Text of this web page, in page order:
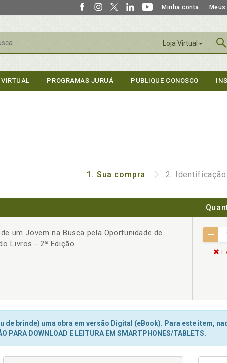
Minha conta
Loja Virtual
PROGRAMAS JURUÁ PUBLIQUE CONOSCO
1. Sua compra 2. Identificação
um Jovem na Busca pela Oportunidade de
Livros - 2ª Edição
de brinde) uma obra em versão Digital (eBook). Para este item,
PARA DOWNLOAD E LEITURA EM SMARTPHONES/TABLETS.